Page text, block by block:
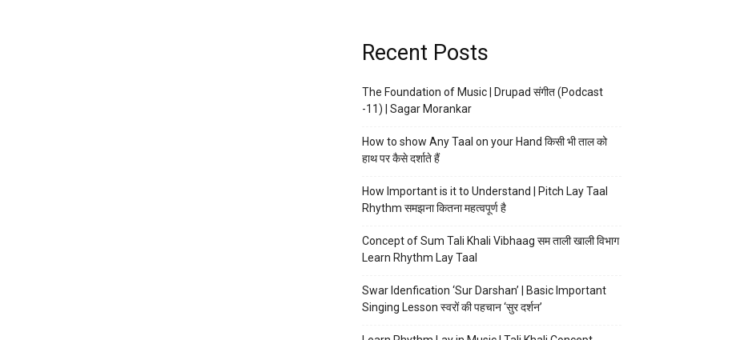
Recent Posts
The Foundation of Music | Drupad संगीत (Podcast
-11) | Sagar Morankar
How to show Any Taal on your Hand किसी भी ताल को
हाथ पर कैसे दर्शाते हैं
How Important is it to Understand | Pitch Lay Taal
Rhythm समझना कितना महत्वपूर्ण है
Concept of Sum Tali Khali Vibhaag सम ताली खाली विभाग
Learn Rhythm Lay Taal
Swar Idenfication ‘Sur Darshan’ | Basic Important
Singing Lesson स्वरों की पहचान ‘सुर दर्शन’